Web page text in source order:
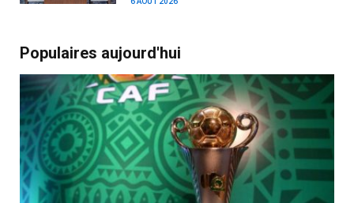
Populaires aujourd'hui